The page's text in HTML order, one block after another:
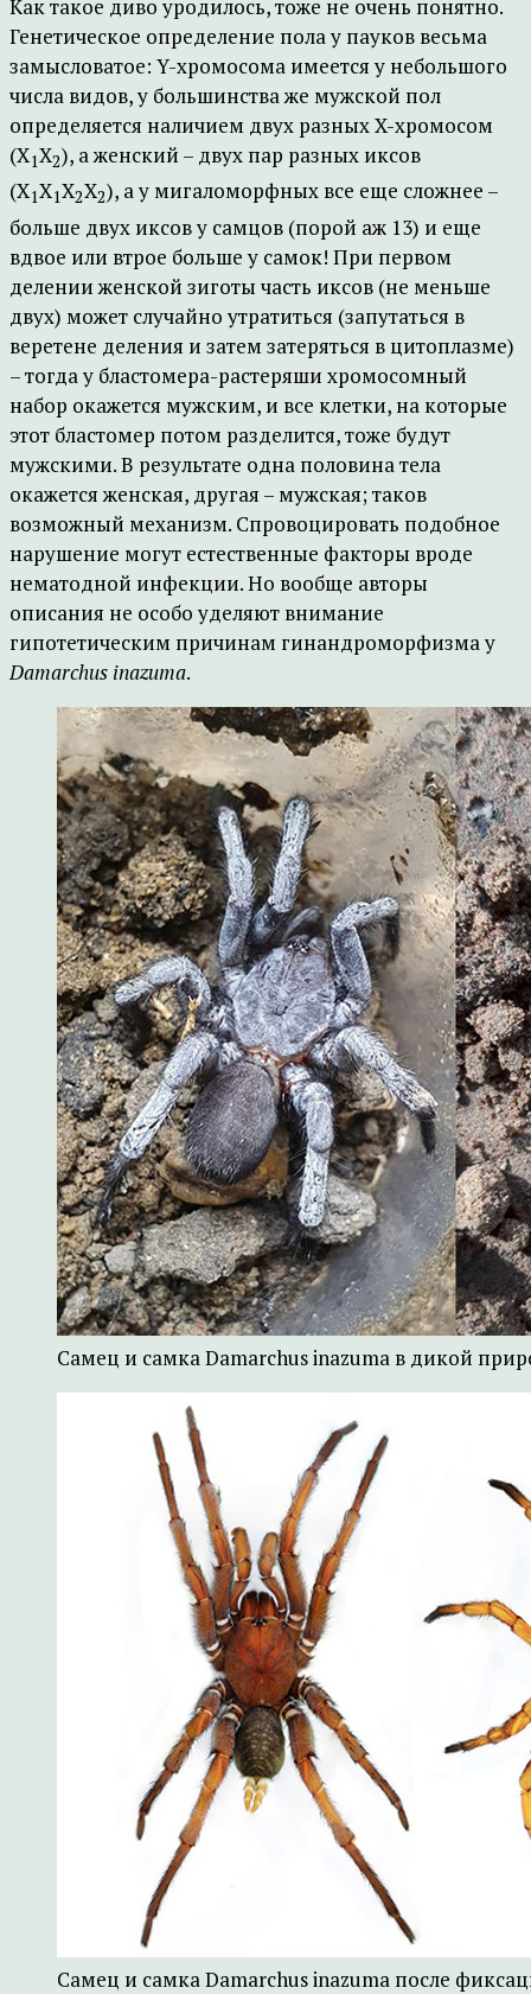
Как такое диво уродилось, тоже не очень понятно.
Генетическое определение пола у пауков весьма
замысловатое: Y-хромосома имеется у небольшого
числа видов, у большинства же мужской пол
определяется наличием двух разных X-хромосом
(X1X2), а женский – двух пар разных иксов
(X1X1X2X2), а у мигаломорфных все еще сложнее –
больше двух иксов у самцов (порой аж 13) и еще
вдвое или втрое больше у самок! При первом
делении женской зиготы часть иксов (не меньше
двух) может случайно утратиться (запутаться в
веретене деления и затем затеряться в цитоплазме)
– тогда у бластомера-растеряши хромосомный
набор окажется мужским, и все клетки, на которые
этот бластомер потом разделится, тоже будут
мужскими. В результате одна половина тела
окажется женская, другая – мужская; таков
возможный механизм. Спровоцировать подобное
нарушение могут естественные факторы вроде
нематодной инфекции. Но вообще авторы
описания не особо уделяют внимание
гипотетическим причинам гинандроморфизма у
Damarchus inazuma.
Самец и самка Damarchus inazuma в дикой
Самец и самка Damarchus inazuma после